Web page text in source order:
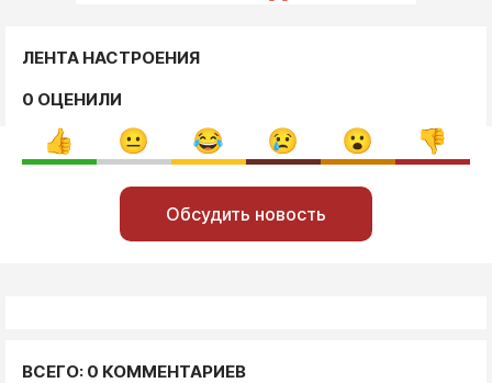
ЛЕНТА НАСТРОЕНИЯ
0 ОЦЕНИЛИ
Обсудить новость
ВСЕГО: 0 КОММЕНТАРИЕВ